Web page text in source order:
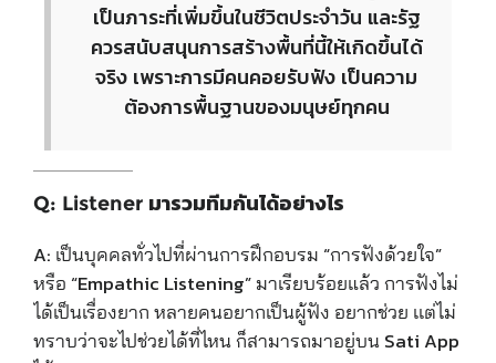
เป็นภาระที่เพิ่มขึ้นในชีวิตประจำวัน และรัฐ
ควรสนับสนุนการสร้างพื้นที่นี้ให้เกิดขึ้นได้
จริง เพราะการมีคนคอยรับฟัง เป็นความ
ต้องการพื้นฐานของมนุษย์ทุกคน
Q: Listener มารวมทีมกันได้อย่างไร
A: เป็นบุคคลทั่วไปที่ผ่านการฝึกอบรม “การฟังด้วยใจ”
หรือ “Empathic Listening”มาเรียบร้อยแล้ว การฟังไม่
ได้เป็นเรื่องยาก หลายคนอยากเป็นผู้ฟัง อยากช่วย เเต่ไม่
ทราบว่าจะไปช่วยได้ที่ไหน ก็สามารถมาอยู่บน Sati App